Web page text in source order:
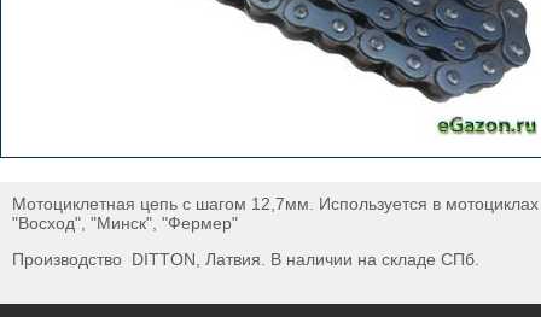
Мотоциклетная цепь с шагом 12,7мм. Используется в мотоциклах
"Восход", "Минск", "Фермер"
Производство DITTON, Латвия. В наличии на складе СПб.